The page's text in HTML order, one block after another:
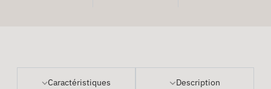
Caractéristiques Description